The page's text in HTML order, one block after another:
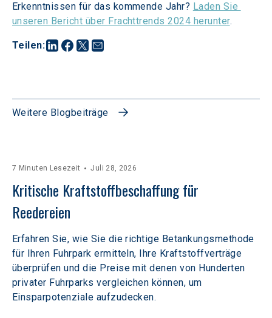
Teilen:
Erkenntnissen für das kommende Jahr? Laden Sie
unseren Bericht über Frachttrends 2024 herunter.
Weitere Blogbeiträge
7 Minuten Lesezeit Juli 28, 2026
Kritische Kraftstoffbeschaffung für
Reedereien
Erfahren Sie, wie Sie die richtige Betankungsmethode
für Ihren Fuhrpark ermitteln, Ihre Kraftstoffverträge
überprüfen und die Preise mit denen von Hunderten
privater Fuhrparks vergleichen können, um
Einsparpotenziale aufzudecken.